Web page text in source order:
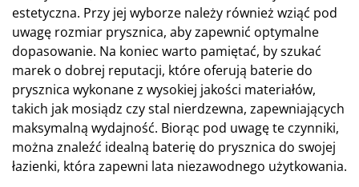
estetyczna. Przy jej wyborze należy również wziąć pod
uwagę rozmiar prysznica, aby zapewnić optymalne
dopasowanie. Na koniec warto pamiętać, by szukać
marek o dobrej reputacji, które oferują baterie do
prysznica wykonane z wysokiej jakości materiałów,
takich jak mosiądz czy stal nierdzewna, zapewniających
maksymalną wydajność. Biorąc pod uwagę te czynniki,
można znaleźć idealną baterię do prysznica do swojej
łazienki, która zapewni lata niezawodnego użytkowania.